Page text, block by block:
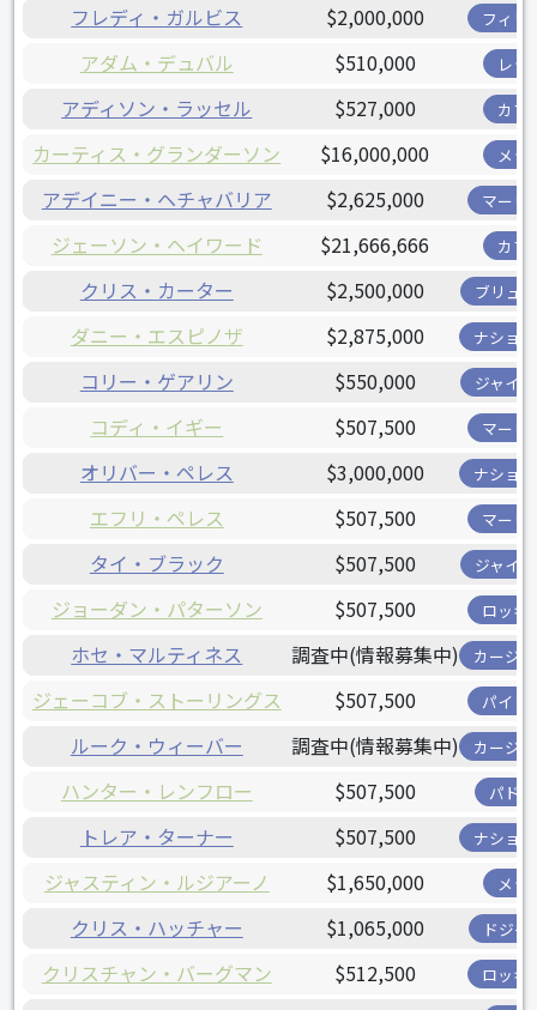
フレディ・ガルビス $2,000,000 フィリ
アダム・デュバル $510,000 レッ
アディソン・ラッセル $527,000 カブ
カーティス・グランダーソン $16,000,000 メッ
アデイニー・ヘチャバリア $2,625,000 マーリ
ジェーソン・ヘイワード $21,666,666 カブ
クリス・カーター $2,500,000 ブリュ
ダニー・エスピノザ $2,875,000 ナショ
コリー・ゲアリン $550,000 ジャイ
コディ・イギー $507,500 マーリ
オリバー・ペレス $3,000,000 ナショ
エフリ・ペレス $507,500 マーリ
タイ・ブラック $507,500 ジャイ
ジョーダン・パターソン $507,500 ロッキ
ホセ・マルティネス 調査中(情報募集中) カージ
ジェーコブ・ストーリングス $507,500 パイレ
ルーク・ウィーバー 調査中(情報募集中) カージ
ハンター・レンフロー $507,500 パド
トレア・ターナー $507,500 ナショ
ジャスティン・ルジアーノ $1,650,000 メッ
クリス・ハッチャー $1,065,000 ドジャ
クリスチャン・バーグマン $512,500 ロッキ